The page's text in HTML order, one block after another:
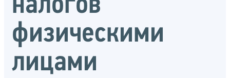
физическими
лицами